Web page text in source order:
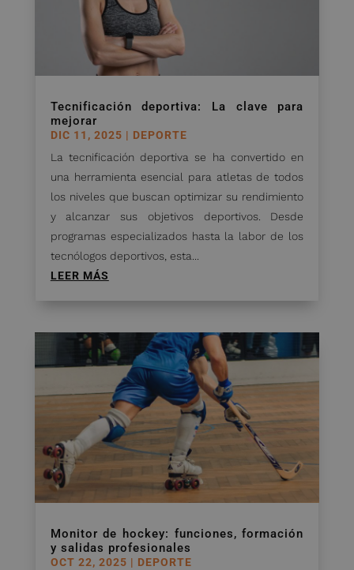
Tecnificación deportiva: La clave para
mejorar
DIC 11, 2025 | DEPORTE
La tecnificación deportiva se ha convertido en
una herramienta esencial para atletas de todos
los niveles que buscan optimizar su rendimiento
y alcanzar sus objetivos deportivos. Desde
programas especializados hasta la labor de los
tecnólogos deportivos, esta...
LEER MÁS
Monitor de hockey: funciones, formación
y salidas profesionales
OCT 22, 2025 | DEPORTE